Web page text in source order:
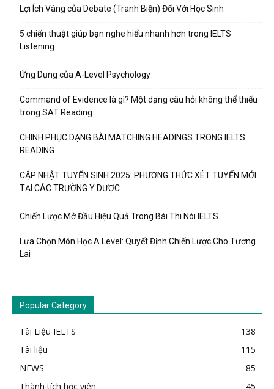
Lợi Ích Vàng của Debate (Tranh Biện) Đối Với Học Sinh
5 chiến thuật giúp bạn nghe hiểu nhanh hơn trong IELTS
Listening
Ứng Dụng của A-Level Psychology
Command of Evidence là gì? Một dạng câu hỏi không thể thiếu
trong SAT Reading.
CHINH PHỤC DẠNG BÀI MATCHING HEADINGS TRONG IELTS
READING
CẬP NHẬT TUYỂN SINH 2025: PHƯƠNG THỨC XÉT TUYỂN MỚI
TẠI CÁC TRƯỜNG Y DƯỢC
Chiến Lược Mở Đầu Hiệu Quả Trong Bài Thi Nói IELTS
Lựa Chọn Môn Học A Level: Quyết Định Chiến Lược Cho Tương
Lai
Popular Category
Tài Liệu IELTS
138
Tài liệu
115
NEWS
85
Thành tích học viên
45